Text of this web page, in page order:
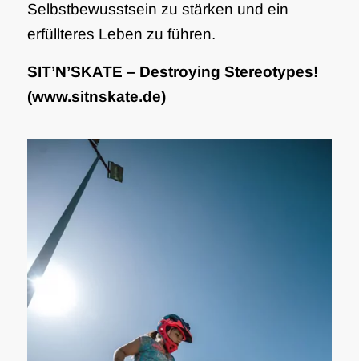
Selbstbewusstsein zu stärken und ein
erfüllteres Leben zu führen.
SIT’N’SKATE – Destroying Stereotypes!
(www.sitnskate.de)